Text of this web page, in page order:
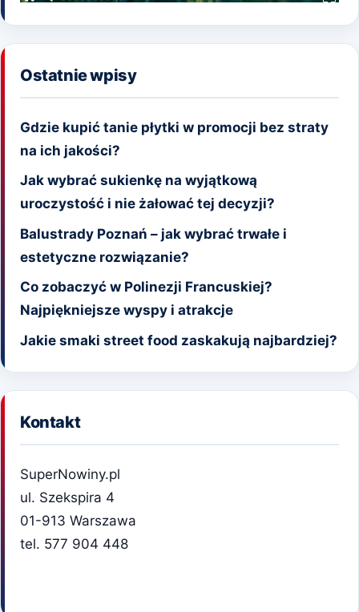
Ostatnie wpisy
Gdzie kupić tanie płytki w promocji bez straty
na ich jakości?
Jak wybrać sukienkę na wyjątkową
uroczystość i nie żałować tej decyzji?
Balustrady Poznań – jak wybrać trwałe i
estetyczne rozwiązanie?
Co zobaczyć w Polinezji Francuskiej?
Najpiękniejsze wyspy i atrakcje
Jakie smaki street food zaskakują najbardziej?
Kontakt
SuperNowiny.pl
ul. Szekspira 4
01-913 Warszawa
tel. 577 904 448